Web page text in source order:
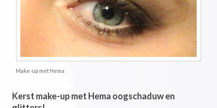
Make-up met Hema
Kerst make-up met Hema oogschaduw en